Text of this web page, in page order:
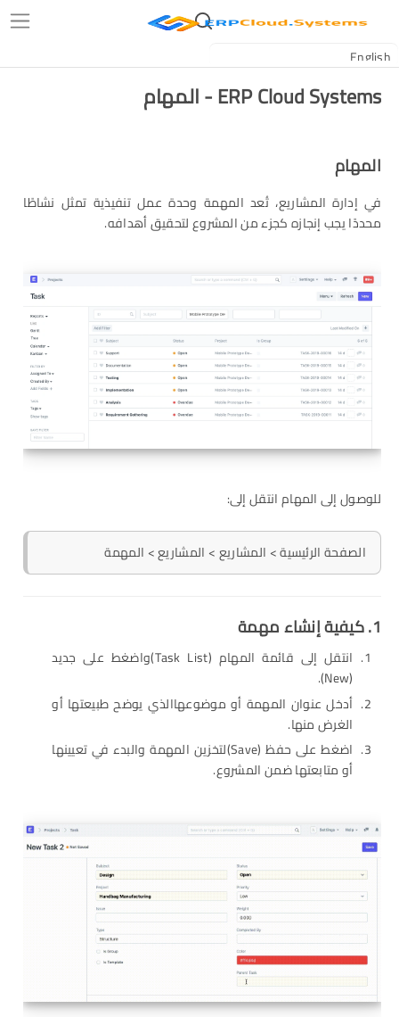
ERP Cloud Systems - المهام
المهام
في إدارة المشاريع، تُعد المهمة وحدة عمل تنفيذية تمثل نشاطًا
محددًا يجب إنجازه كجزء من المشروع لتحقيق أهدافه.
للوصول إلى المهام انتقل إلى:
الصفحة الرئيسية > المشاريع > المشاريع > المهمة
1. كيفية إنشاء مهمة
انتقل إلى قائمة المهام (Task List)واضغط على جديد
(New).
أدخل عنوان المهمة أو موضوعهاالذي يوضح طبيعتها أو
الغرض منها.
اضغط على حفظ (Save)لتخزين المهمة والبدء في تعيينها
أو متابعتها ضمن المشروع.